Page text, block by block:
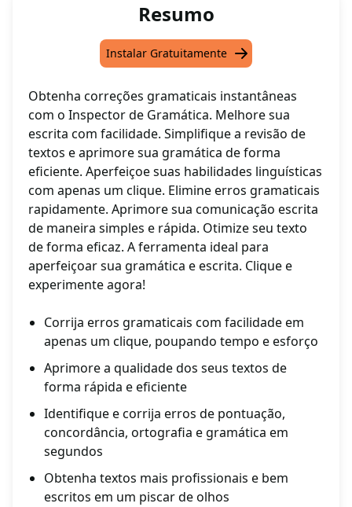
Resumo
Instalar Gratuitamente
Obtenha correções gramaticais instantâneas
com o Inspector de Gramática. Melhore sua
escrita com facilidade. Simplifique a revisão de
textos e aprimore sua gramática de forma
eficiente. Aperfeiçoe suas habilidades linguísticas
com apenas um clique. Elimine erros gramaticais
rapidamente. Aprimore sua comunicação escrita
de maneira simples e rápida. Otimize seu texto
de forma eficaz. A ferramenta ideal para
aperfeiçoar sua gramática e escrita. Clique e
experimente agora!
Corrija erros gramaticais com facilidade em
apenas um clique, poupando tempo e esforço
Aprimore a qualidade dos seus textos de
forma rápida e eficiente
Identifique e corrija erros de pontuação,
concordância, ortografia e gramática em
segundos
Obtenha textos mais profissionais e bem
escritos em um piscar de olhos